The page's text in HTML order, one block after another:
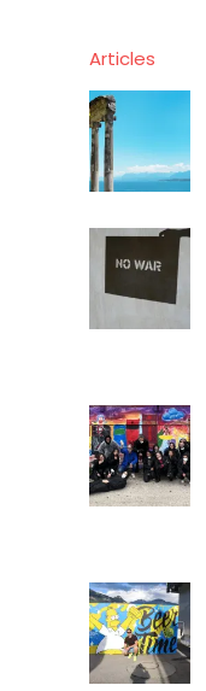
Articles